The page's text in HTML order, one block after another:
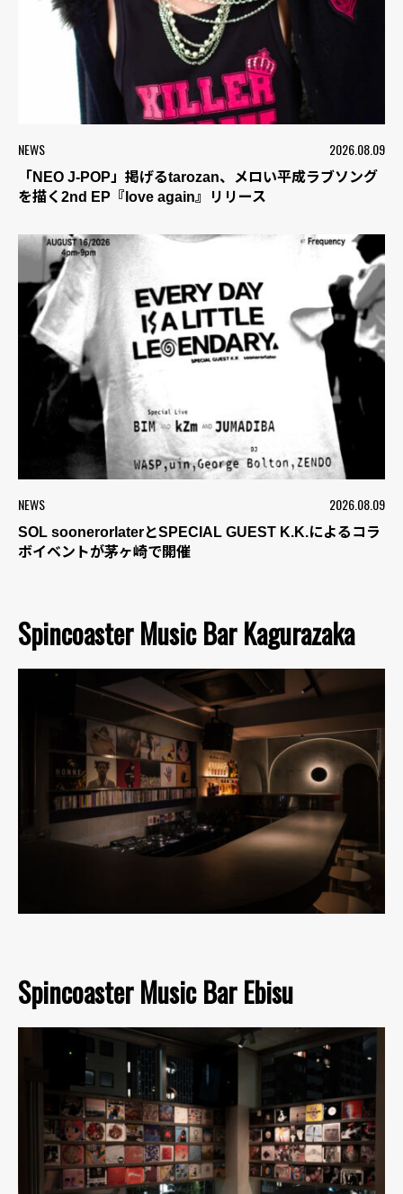
NEWS 2026.08.09
「NEO J-POP」掲げるtarozan、メロい平成ラブソング
を描く2nd EP『love again』リリース
NEWS 2026.08.09
SOL soonerorlaterとSPECIAL GUEST K.K.によるコラ
ボイベントが茅ヶ崎で開催
Spincoaster Music Bar Kagurazaka
Spincoaster Music Bar Ebisu